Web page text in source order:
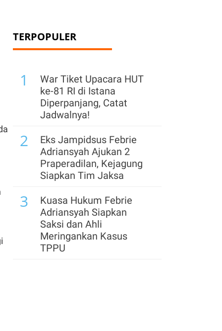
TERPOPULER
1
War Tiket Upacara HUT
ke-81 RI di Istana
Diperpanjang, Catat
Jadwalnya!
2
Eks Jampidsus Febrie
Adriansyah Ajukan 2
Praperadilan, Kejagung
Siapkan Tim Jaksa
3
Kuasa Hukum Febrie
Adriansyah Siapkan
Saksi dan Ahli
Meringankan Kasus
TPPU